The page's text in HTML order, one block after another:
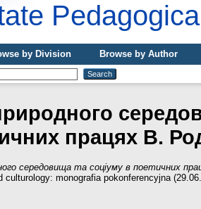
by Division
Browse by Author
працях В.
середовища та соціуму в поетичних
monografia pokonferencyjna